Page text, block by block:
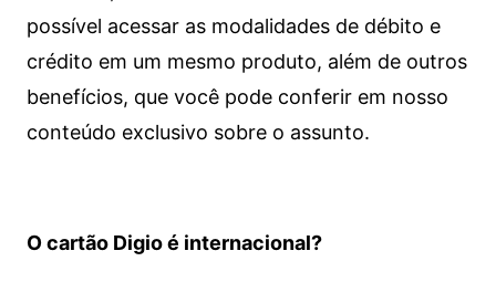
possível acessar as modalidades de débito e
crédito em um mesmo produto, além de outros
benefícios, que você pode conferir em nosso
conteúdo exclusivo sobre o assunto.
O cartão Digio é internacional?